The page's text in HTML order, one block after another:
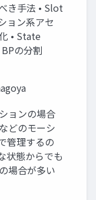
き手法 • Slot
ョン系アセ
• State
の分割
ョンの場合
どのモーシ
管理するの
状態からでも
場合が多い